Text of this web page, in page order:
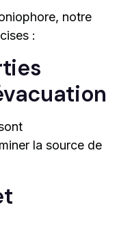
notre
:
la source de